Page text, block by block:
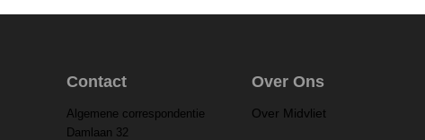
Contact
Algemene correspondentie
Damlaan 32
Over Ons
Over Midvliet